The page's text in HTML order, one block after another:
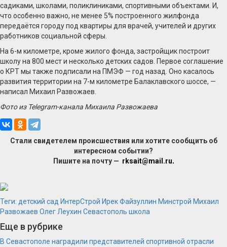
садиками, школами, поликлиниками, спортивными объектами. И,
что особенно важно, не менее 5% построенного жилфонда
передаётся городу под квартиры для врачей, учителей и других
работников социальной сферы.
На 6-м километре, кроме жилого фонда, застройщик построит
школу на 800 мест и несколько детских садов. Первое соглашение
о КРТ мы также подписали на ПМЭФ — год назад. Оно касалось
развития территории на 7-м километре Балаклавского шоссе, —
написал Михаил Развожаев.
Фото из Telegram-канала Михаила Развожаева
Стали свидетелем происшествия или хотите сообщить об
интересном событии?
Пишите на почту — rksait@mail.ru.
Теги: детский сад ИнтерСтрой Ирек Файзуллин Минстрой Михаил
Развожаев Олег Леухин Севастополь школа
Еще в рубрике
В Севастополе наградили представителей спортивной отрасли